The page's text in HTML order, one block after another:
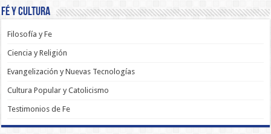
Fé y Cultura
Filosofía y Fe
Ciencia y Religión
Evangelización y Nuevas Tecnologías
Cultura Popular y Catolicismo
Testimonios de Fe